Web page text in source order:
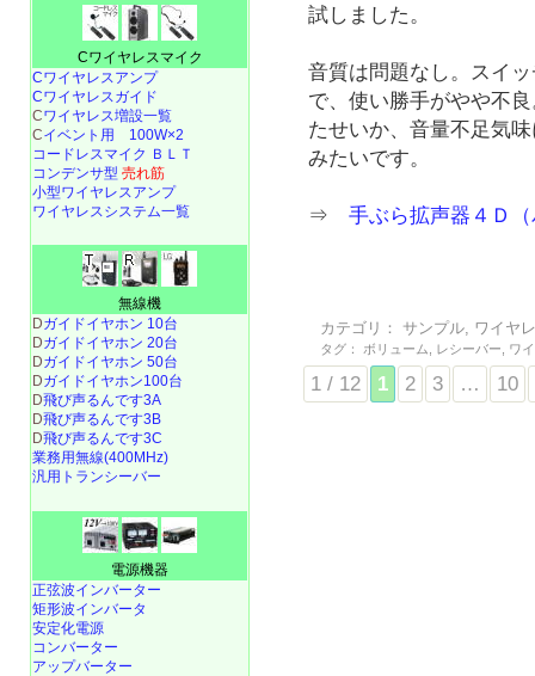
試しました。
音質は問題なし。スイ
で、使い勝手がやや不
たせいか、音量不足気
みたいです。
⇒手ぶら拡声器４Ｄ
カテゴリ： サンプル ワイヤ
タグ： ボリューム レシーバー ワ
1 / 12 1 2 3 … 10
Cワイヤレスマイク
Cワイヤレスアンプ
Cワイヤレスガイド
Cワイヤレス増設一覧
Cイベント用 100W×2
コードレスマイク ＢＬＴ
コンデンサ型 売れ筋
小型ワイヤレスアンプ
ワイヤレスシステム一覧
無線機
Dガイドイヤホン 10台
Dガイドイヤホン 20台
Dガイドイヤホン 50台
Dガイドイヤホン100台
D飛び声るんです3A
D飛び声るんです3B
D飛び声るんです3C
業務用無線(400MHz)
汎用トランシーバー
電源機器
正弦波インバーター
矩形波インバータ
安定化電源
コンバーター
アップバーター